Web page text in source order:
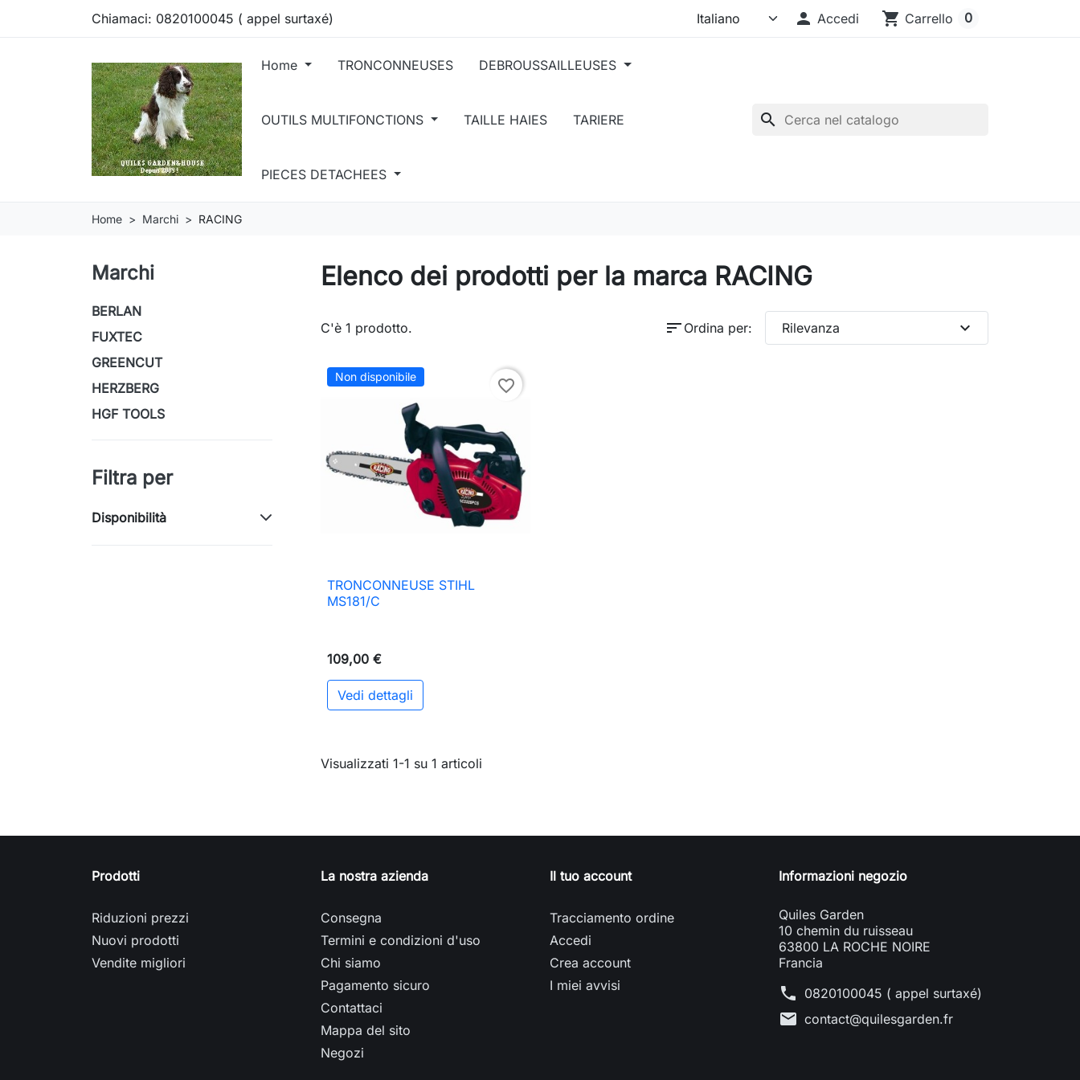
Chiamaci: 0820100045 ( appel surtaxé)  Accedi shopping_cart Carrello 0
search
Home TRONCONNEUSES DEBROUSSAILLEUSES
OUTILS MULTIFONCTIONS TAILLE HAIES TARIERE
PIECES DETACHEES
Home Marchi RACING
Marchi
BERLAN
FUXTEC
GREENCUT
HERZBERG
HGF TOOLS
Filtra per
Disponibilità
Elenco dei prodotti per la marca RACING
C'è 1 prodotto. sort Ordina per: Rilevanza expand_more
Non disponibile favorite_border
 Anteprima
TRONCONNEUSE STIHL
MS181/C
109,00 €
Vedi dettagli
Visualizzati 1-1 su 1 articoli
Prodotti
Riduzioni prezzi
Nuovi prodotti
Vendite migliori
La nostra azienda
Consegna
Termini e condizioni d'uso
Chi siamo
Pagamento sicuro
Contattaci
Mappa del sito
Negozi
Il tuo account
Tracciamento ordine
Accedi
Crea account
I miei avvisi
Informazioni negozio
Quiles Garden
10 chemin du ruisseau
63800 LA ROCHE NOIRE
Francia
phone 0820100045 ( appel surtaxé)
mail contact@quilesgarden.fr